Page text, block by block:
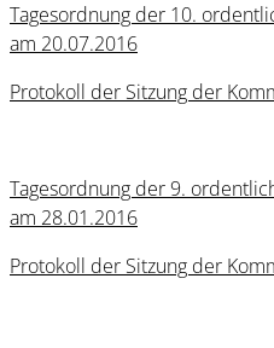
Tagesordnung der 10.
am 20.07.2016
Protokoll der Sitzung der
Tagesordnung der 9.
am 28.01.2016
Protokoll der Sitzung der